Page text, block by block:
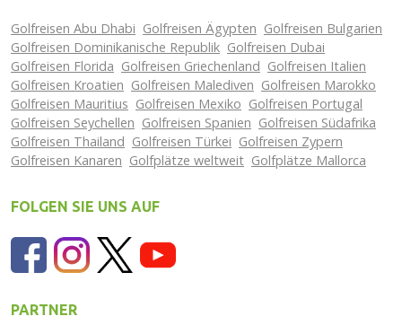
Golfreisen Abu Dhabi Golfreisen Ägypten Golfreisen Bulgarien
Golfreisen Dominikanische Republik Golfreisen Dubai
Golfreisen Florida Golfreisen Griechenland Golfreisen Italien
Golfreisen Kroatien Golfreisen Malediven Golfreisen Marokko
Golfreisen Mauritius Golfreisen Mexiko Golfreisen Portugal
Golfreisen Seychellen Golfreisen Spanien Golfreisen Südafrika
Golfreisen Thailand Golfreisen Türkei Golfreisen Zypern
Golfreisen Kanaren Golfplätze weltweit Golfplätze Mallorca
FOLGEN SIE UNS AUF
PARTNER